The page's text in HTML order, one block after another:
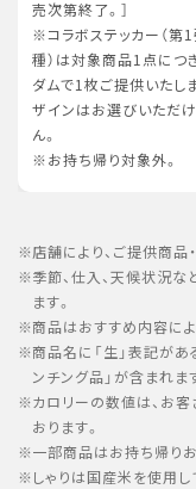
売次第終了。］
※コラボステッカー（第
種）は対象商品1点につ
ダムで1枚ご提供いたし
ザインはお選びいただ
ん。
※お持ち帰り対象外。
店舗により、ご提供商品
季節、仕入、天候状況
ます。
商品はおすすめ内容に
商品名に「生」表記があ
ンチング品」が含まれま
カロリーの数値は、お
おります。
一部商品はお持ち帰り
しゃりは国産米を使用し